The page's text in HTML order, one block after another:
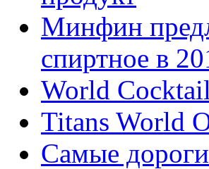
Минфин
спиртное в
World
Titans World
Самые